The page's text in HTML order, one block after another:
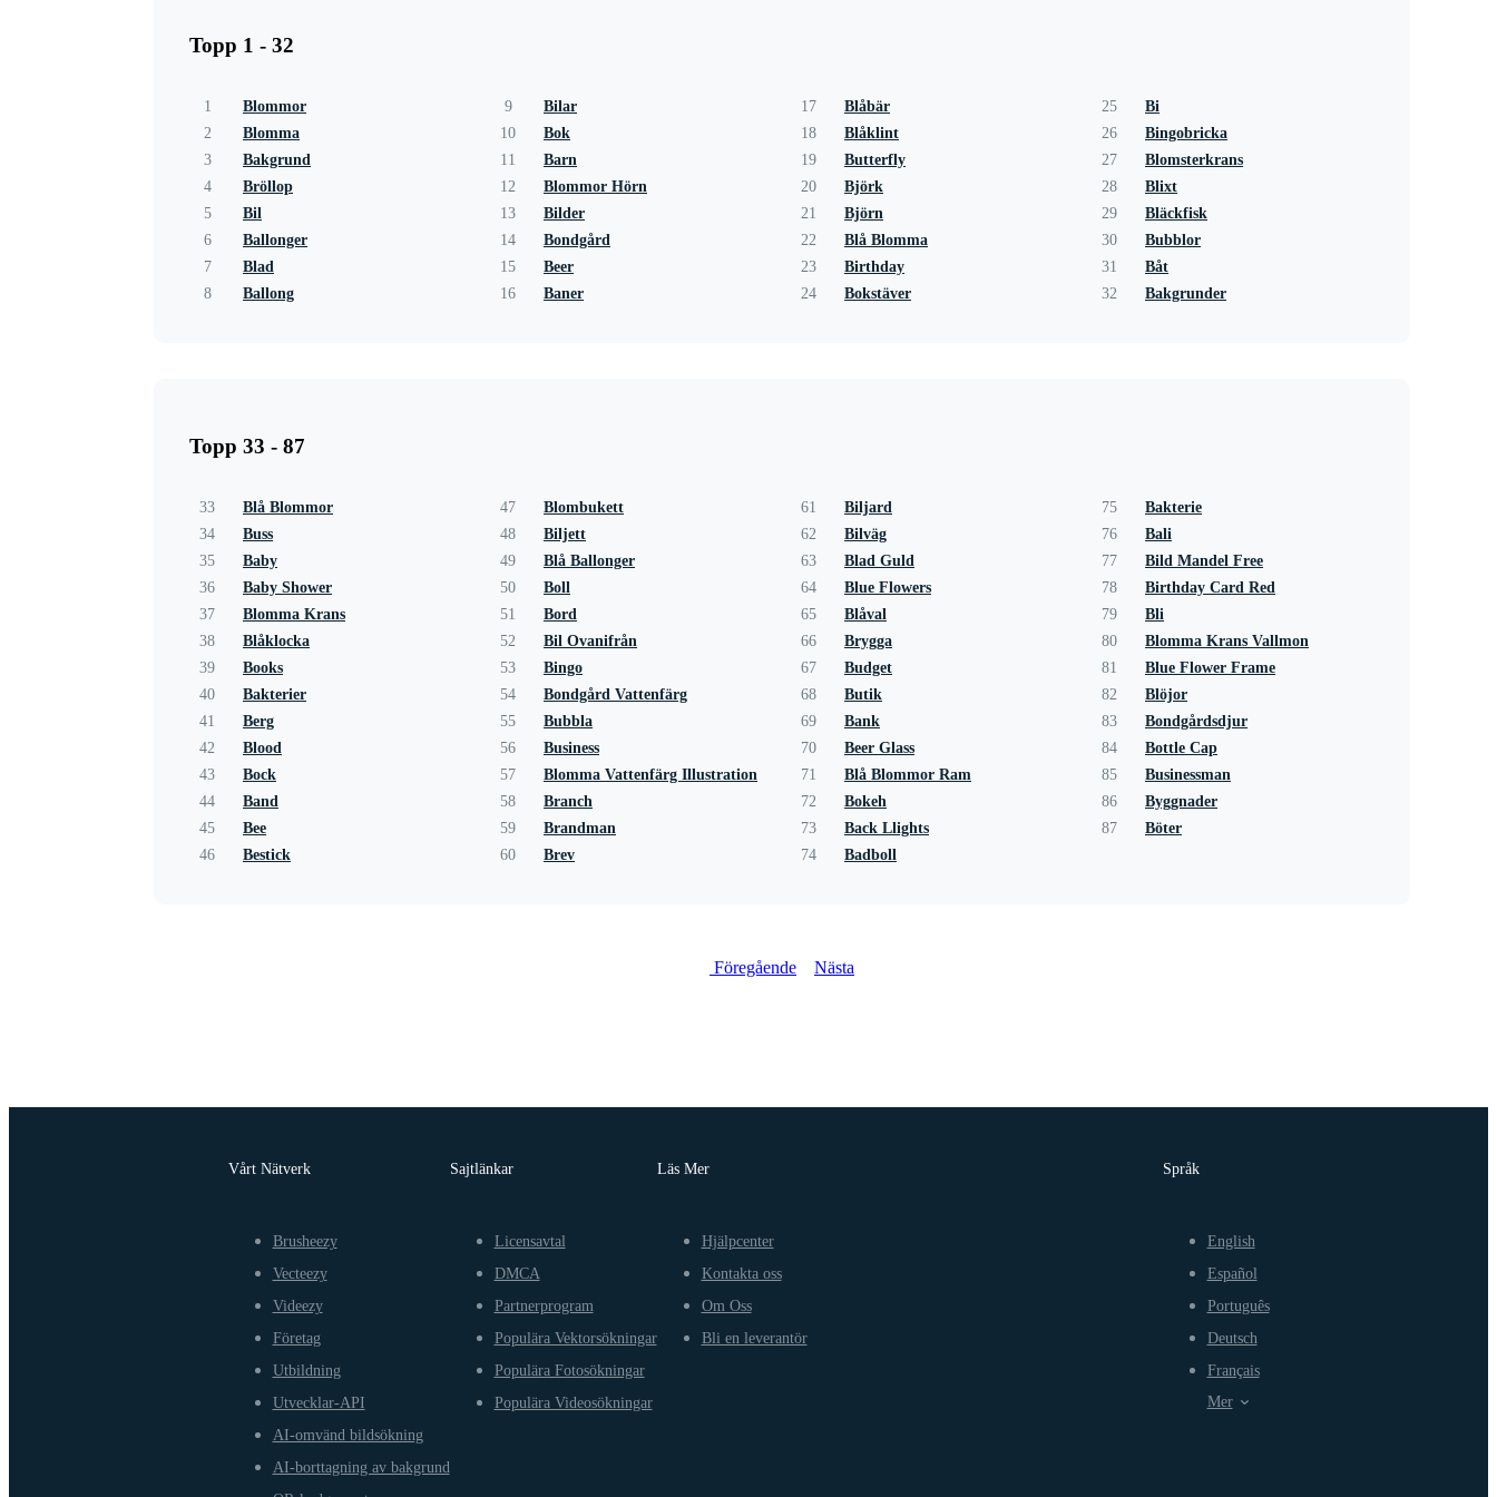
Topp 1 - 32
1
Blommor
2
Blomma
3
Bakgrund
4
Bröllop
5
Bil
6
Ballonger
7
Blad
8
Ballong
9
Bilar
10
Bok
11
Barn
12
Blommor Hörn
13
Bilder
14
Bondgård
15
Beer
16
Baner
17
Blåbär
18
Blåklint
19
Butterfly
20
Björk
21
Björn
22
Blå Blomma
23
Birthday
24
Bokstäver
25
Bi
26
Bingobricka
27
Blomsterkrans
28
Blixt
29
Bläckfisk
30
Bubblor
31
Båt
32
Bakgrunder
Topp 33 - 87
33
Blå Blommor
34
Buss
35
Baby
36
Baby Shower
37
Blomma Krans
38
Blåklocka
39
Books
40
Bakterier
41
Berg
42
Blood
43
Bock
44
Band
45
Bee
46
Bestick
47
Blombukett
48
Biljett
49
Blå Ballonger
50
Boll
51
Bord
52
Bil Ovanifrån
53
Bingo
54
Bondgård Vattenfärg
55
Bubbla
56
Business
57
Blomma Vattenfärg Illustration
58
Branch
59
Brandman
60
Brev
61
Biljard
62
Bilväg
63
Blad Guld
64
Blue Flowers
65
Blåval
66
Brygga
67
Budget
68
Butik
69
Bank
70
Beer Glass
71
Blå Blommor Ram
72
Bokeh
73
Back Llights
74
Badboll
75
Bakterie
76
Bali
77
Bild Mandel Free
78
Birthday Card Red
79
Bli
80
Blomma Krans Vallmon
81
Blue Flower Frame
82
Blöjor
83
Bondgårdsdjur
84
Bottle Cap
85
Businessman
86
Byggnader
87
Böter
Föregående Nästa
Vårt Nätverk
Brusheezy
Vecteezy
Videezy
Företag
Utbildning
Utvecklar-API
AI-omvänd bildsökning
AI-borttagning av bakgrund
Sajtlänkar
Licensavtal
DMCA
Partnerprogram
Populära Vektorsökningar
Populära Fotosökningar
Populära Videosökningar
Läs Mer
Hjälpcenter
Kontakta oss
Om Oss
Bli en leverantör
Språk
English
Español
Português
Deutsch
Français
Mer